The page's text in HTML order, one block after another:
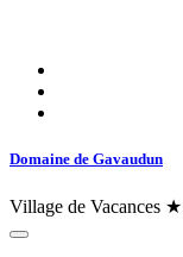
Domaine de Gavaudun
Village de Vacances